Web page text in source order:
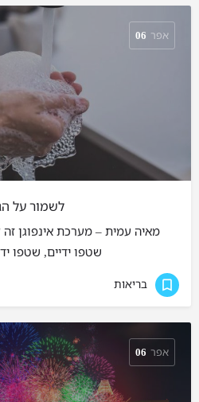
אפר 06
לשמור על
מאיה עמית – מערכת אינפוגן
שטפו ידיים, שטפו
בריאות
אפר 06